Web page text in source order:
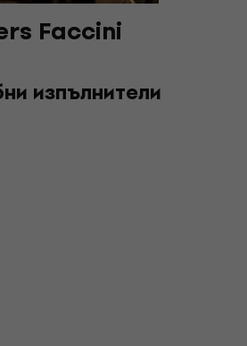
Faccini
изпълнители